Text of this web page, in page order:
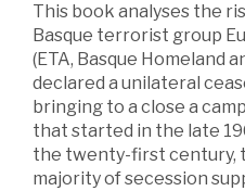
This book analyses the
Basque terrorist group
(ETA, Basque Homeland
declared a unilateral
bringing to a close a
that started in the late
the twenty-first century,
majority of secession